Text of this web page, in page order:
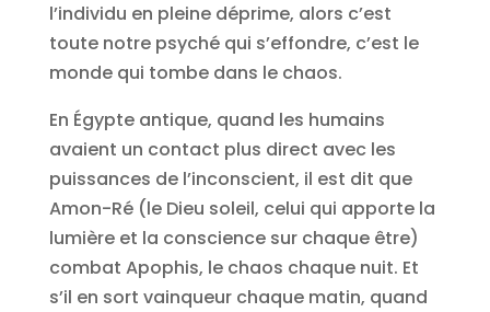
l’individu en pleine déprime, alors c’est
toute notre psyché qui s’effondre, c’est le
monde qui tombe dans le chaos.
En Égypte antique, quand les humains
avaient un contact plus direct avec les
puissances de l’inconscient, il est dit que
Amon-Ré (le Dieu soleil, celui qui apporte la
lumière et la conscience sur chaque être)
combat Apophis, le chaos chaque nuit. Et
s’il en sort vainqueur chaque matin, quand